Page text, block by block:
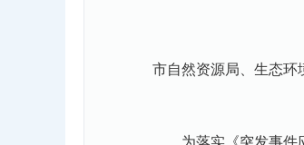
市自然资源局、生态环
为落实《突发事件